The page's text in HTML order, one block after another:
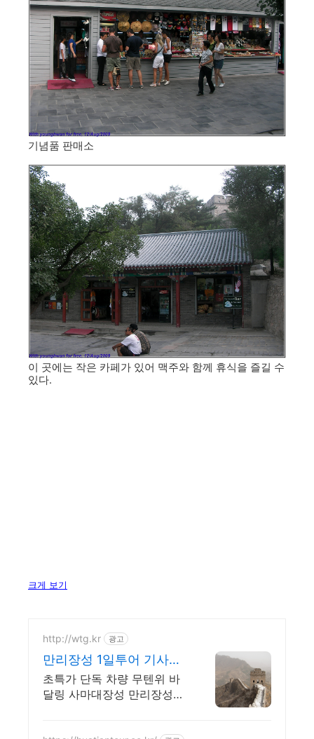
기념품 판매소
이 곳에는 작은 카페가 있어 맥주와 함께 휴식을 즐길 수
있다.
크게 보기
http://wtg.kr 광고
만리장성 1일투어 기사렌
트카 카톡 실시간 한국어
지원!
초특가 단독 차량 무텐위 바
달링 사마대장성 만리장성